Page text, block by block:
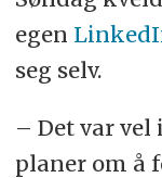
egen
seg selv.
– Det var vel
planer om å